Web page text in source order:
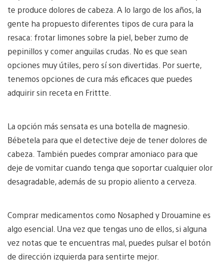
te produce dolores de cabeza. A lo largo de los años, la
gente ha propuesto diferentes tipos de cura para la
resaca: frotar limones sobre la piel, beber zumo de
pepinillos y comer anguilas crudas. No es que sean
opciones muy útiles, pero sí son divertidas. Por suerte,
tenemos opciones de cura más eficaces que puedes
adquirir sin receta en Frittte.
La opción más sensata es una botella de magnesio.
Bébetela para que el detective deje de tener dolores de
cabeza. También puedes comprar amoniaco para que
deje de vomitar cuando tenga que soportar cualquier olor
desagradable, además de su propio aliento a cerveza.
Comprar medicamentos como Nosaphed y Drouamine es
algo esencial. Una vez que tengas uno de ellos, si alguna
vez notas que te encuentras mal, puedes pulsar el botón
de dirección izquierda para sentirte mejor.